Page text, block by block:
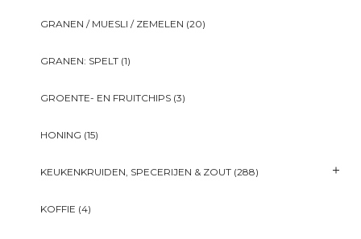
GRANEN / MUESLI / ZEMELEN (20)
GRANEN: SPELT (1)
GROENTE- EN FRUITCHIPS (3)
HONING (15)
KEUKENKRUIDEN, SPECERIJEN & ZOUT (288)
KOFFIE (4)